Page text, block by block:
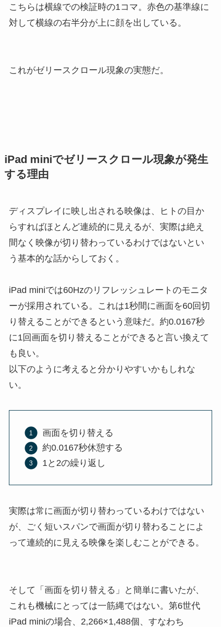
こちらは横線での検証時の1コマ。赤色の基準線に
対して横線の右半分が上に顔を出している。
これがゼリースクロール現象の実態だ。
iPad miniでゼリースクロール現象が発生
する理由
ディスプレイに映し出される映像は、ヒトの目か
らすればほとんど連続的に見えるが、実際は絶え
間なく映像が切り替わっているわけではないとい
う基本的な話からしておく。
iPad miniでは60Hzのリフレッシュレートのモニタ
ーが採用されている。これは1秒間に画面を60回切
り替えることができるという意味だ。約0.0167秒
に1回画面を切り替えることができると言い換えて
も良い。
以下のように考えると分かりやすいかもしれな
い。
画面を切り替える
約0.0167秒休憩する
1と2の繰り返し
実際は常に画面が切り替わっているわけではない
が、ごく短いスパンで画面が切り替わることによ
って連続的に見える映像を楽しむことができる。
そして「画面を切り替える」と簡単に書いたが、
これも機械にとっては一筋縄ではない。第6世代
iPad miniの場合、2,266×1,488個、すなわち